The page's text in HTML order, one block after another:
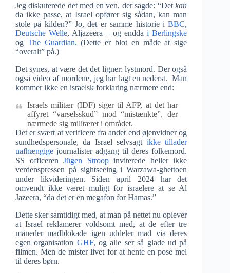
Jeg diskuterede det med en ven, der sagde: “Detkan
da ikke passe, at Israel opfører sig sådan, kan man
stole på kilden?” Jo, det er samme historie iBBC,
Deutsche Welle, Aljazeera – og enddai Berlingske
og The Guardian. (Dette er blot en måde at sige
“overalt” på.)
Det synes, at være det det ligner: lystmord. Der også
også video af mordene, jeg har lagt en nederst. Man
kommer ikke en israelsk forklaring nærmere end:
Israels militær (IDF) siger til AFP, at det har
affyret “varselsskud” mod “mistænkte”, der
nærmede sig militæret i området.
Det er svært at verificere fra andet end øjenvidner og
sundhedspersonale, da Israel selvsagt ikke tillader
uafhængige journalister adgang til deres folkemord.
SS officerenJügen Stroopinviterede heller ikke
verdenspressen på sightseeing i Warzawa-ghettoen
under likvideringen. Siden april 2024 har det
omvendt ikke været muligt for israelere at se Al
Jazeera, “da det er en megafon for Hamas.”
Dette sker samtidigt med, at man på nettet nu oplever
at Israel reklamerer voldsomt med, at de efter tre
måneder madblokade igen uddeler mad via deres
egen organisation GHF, og alle ser så glade ud på
filmen. Men de mister livet for at hente en pose mel
til deres børn.